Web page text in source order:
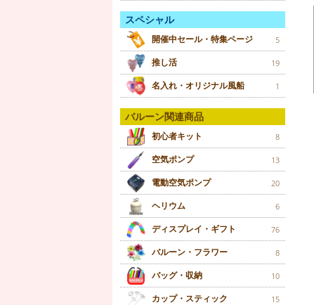
スペシャル
開催中セール・特集ページ 5
推し活 19
名入れ・オリジナル風船 1
バルーン関連商品
初心者キット 8
空気ポンプ 13
電動空気ポンプ 20
ヘリウム 6
ディスプレイ・ギフト 76
バルーン・フラワー 8
バッグ・収納 10
カップ・スティック 15